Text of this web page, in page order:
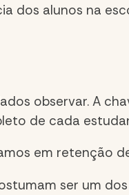
alunos na
observar. A
de cada
em retenção
ser um